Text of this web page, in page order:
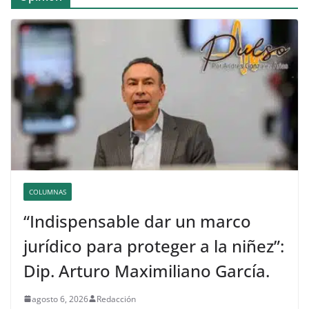
COLUMNAS
“Indispensable dar un marco
jurídico para proteger a la niñez”:
Dip. Arturo Maximiliano García.
agosto 6, 2026 Redacción